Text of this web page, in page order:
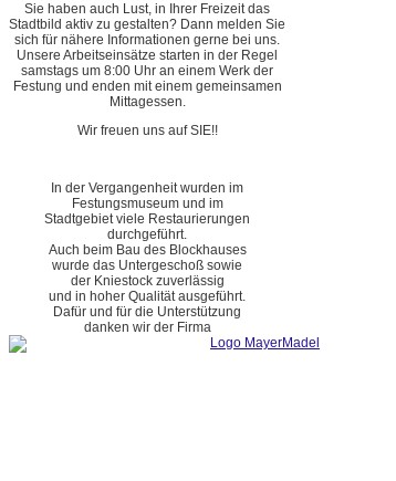
Sie haben auch Lust, in Ihrer Freizeit das
Stadtbild aktiv zu gestalten? Dann melden Sie
sich für nähere Informationen gerne bei uns.
Unsere Arbeitseinsätze starten in der Regel
samstags um 8:00 Uhr an einem Werk der
Festung und enden mit einem gemeinsamen
Mittagessen.
Wir freuen uns auf SIE!!
In der Vergangenheit wurden im
Festungsmuseum und im
Stadtgebiet viele Restaurierungen
durchgeführt.
Auch beim Bau des Blockhauses
wurde das Untergeschoß sowie
der Kniestock zuverlässig
und in hoher Qualität ausgeführt.
Dafür und für die Unterstützung
danken wir der Firma